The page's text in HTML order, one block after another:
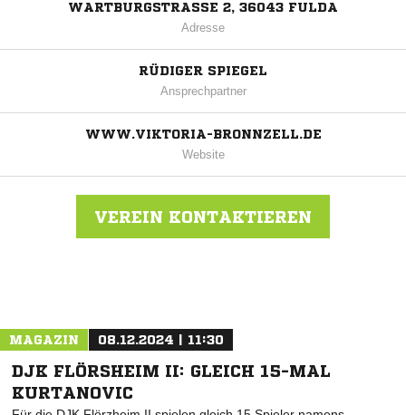
WARTBURGSTRASSE 2, 36043 FULDA
Adresse
RÜDIGER SPIEGEL
Ansprechpartner
WWW.VIKTORIA-BRONNZELL.DE
Website
VEREIN KONTAKTIEREN
MAGAZIN 08.12.2024 | 11:30
DJK FLÖRSHEIM II: GLEICH 15-MAL
KURTANOVIC